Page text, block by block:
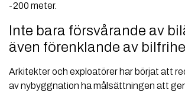
-200 meter.
Inte bara försvårande av
även förenklande av
Arkitekter och exploatörer har börjat att
av nybyggnation ha målsättningen att